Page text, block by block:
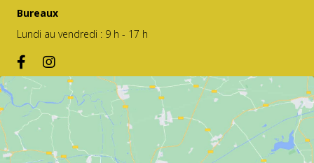
Bureaux
Lundi au vendredi : 9 h - 17 h